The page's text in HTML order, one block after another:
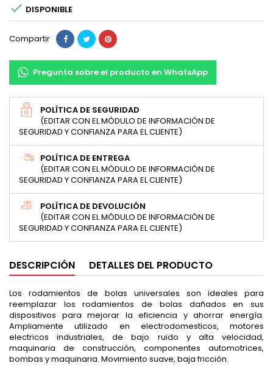
 DISPONIBLE
Compartir
Pregunta sobre el producto en WhatsApp
POLÍTICA DE SEGURIDAD
(EDITAR CON EL MÓDULO DE INFORMACIÓN DE
SEGURIDAD Y CONFIANZA PARA EL CLIENTE)
POLÍTICA DE ENTREGA
(EDITAR CON EL MÓDULO DE INFORMACIÓN DE
SEGURIDAD Y CONFIANZA PARA EL CLIENTE)
POLÍTICA DE DEVOLUCIÓN
(EDITAR CON EL MÓDULO DE INFORMACIÓN DE
SEGURIDAD Y CONFIANZA PARA EL CLIENTE)
DESCRIPCIÓN DETALLES DEL PRODUCTO
Los rodamientos de bolas universales son ideales para
reemplazar los rodamientos de bolas dañados en sus
dispositivos para mejorar la eficiencia y ahorrar energía.
Ampliamente utilizado en electrodomesticos, motores
electricos industriales, de bajo ruido y alta velocidad,
maquinaria de construcción, componentes automotrices,
bombas y maquinaria. Movimiento suave, baja fricción.